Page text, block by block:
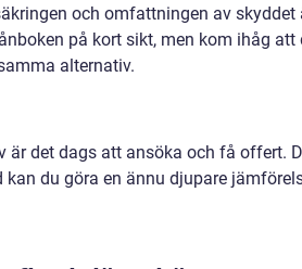
och omfattningen av skyddet
på kort sikt, men kom ihåg att
alternativ.
är det dags att ansöka och få offert.
du göra en ännu djupare